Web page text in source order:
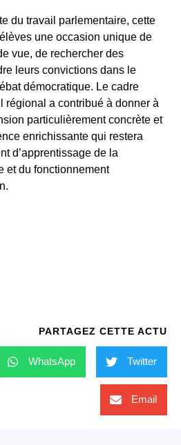
du travail parlementaire, cette
une occasion unique de
vue, de rechercher des
leurs convictions dans le
démocratique. Le cadre
régional a contribué à donner à
particulièrement concrète et
enrichissante qui restera
d’apprentissage de la
et du fonctionnement
PARTAGEZ CETTE ACTU
WhatsApp Twitter
Email